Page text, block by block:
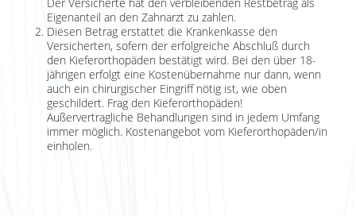
Eigenanteil an den Zahnarzt zu zahlen.
Diesen Betrag erstattet die Krankenkasse den
Versicherten, sofern der erfolgreiche Abschluß durch
den Kieferorthopäden bestätigt wird. Bei den über 18-
jährigen erfolgt eine Kostenübernahme nur dann, wenn
auch ein chirurgischer Eingriff nötig ist, wie oben
geschildert. Frag den Kieferorthopäden!
Außervertragliche Behandlungen sind in jedem Umfang
immer möglich. Kostenangebot vom Kieferorthopäden/in
einholen.